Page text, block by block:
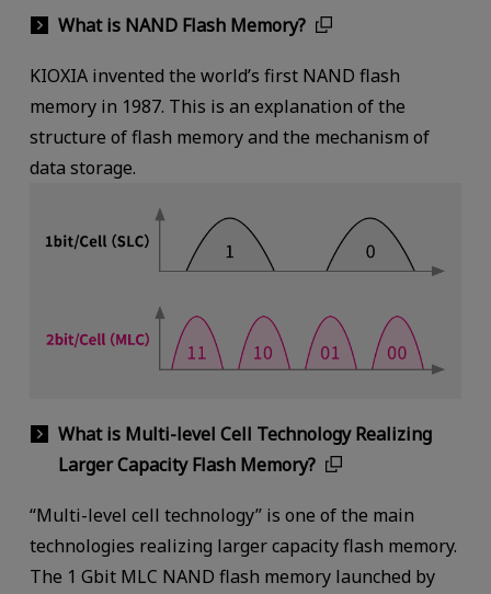
What is NAND Flash Memory?
KIOXIA invented the world’s first NAND flash
memory in 1987. This is an explanation of the
structure of flash memory and the mechanism of
data storage.
What is Multi-level Cell Technology Realizing
Larger Capacity Flash Memory?
“Multi-level cell technology” is one of the main
technologies realizing larger capacity flash memory.
The 1 Gbit MLC NAND flash memory launched by